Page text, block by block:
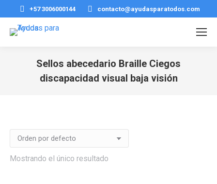
+57 3006000144 contacto@ayudasparatodos.com
Sellos abecedario Braille Ciegos
discapacidad visual baja visión
Mostrando el único resultado